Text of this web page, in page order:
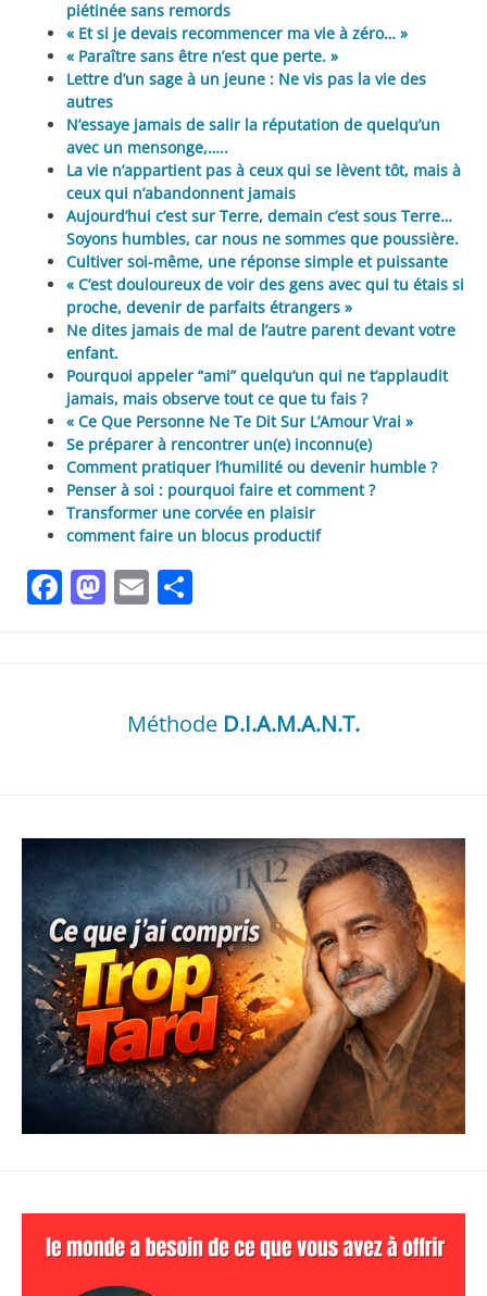
piétinée sans remords
« Et si je devais recommencer ma vie à zéro… »
« Paraître sans être n’est que perte. »
Lettre d’un sage à un jeune : Ne vis pas la vie des
autres
N’essaye jamais de salir la réputation de quelqu’un
avec un mensonge,…..
La vie n’appartient pas à ceux qui se lèvent tôt, mais à
ceux qui n’abandonnent jamais
Aujourd’hui c’est sur Terre, demain c’est sous Terre…
Soyons humbles, car nous ne sommes que poussière.
Cultiver soi-même, une réponse simple et puissante
« C’est douloureux de voir des gens avec qui tu étais si
proche, devenir de parfaits étrangers »
Ne dites jamais de mal de l’autre parent devant votre
enfant.
Pourquoi appeler “ami” quelqu’un qui ne t’applaudit
jamais, mais observe tout ce que tu fais ?
« Ce Que Personne Ne Te Dit Sur L’Amour Vrai »
Se préparer à rencontrer un(e) inconnu(e)
Comment pratiquer l’humilité ou devenir humble ?
Penser à soi : pourquoi faire et comment ?
Transformer une corvée en plaisir
comment faire un blocus productif
Facebook
Mastodon
Email
Méthode D.I.A.M.A.N.T.